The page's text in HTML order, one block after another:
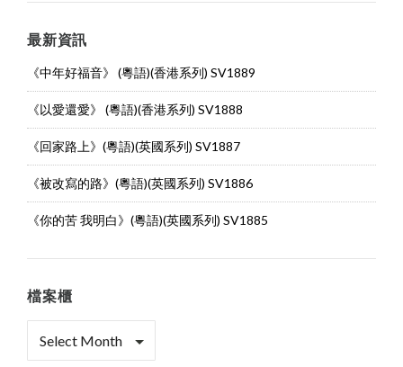
最新資訊
《中年好福音》 (粵語)(香港系列) SV1889
《以愛還愛》 (粵語)(香港系列) SV1888
《回家路上》(粵語)(英國系列) SV1887
《被改寫的路》(粵語)(英國系列) SV1886
《你的苦 我明白》(粵語)(英國系列) SV1885
檔案櫃